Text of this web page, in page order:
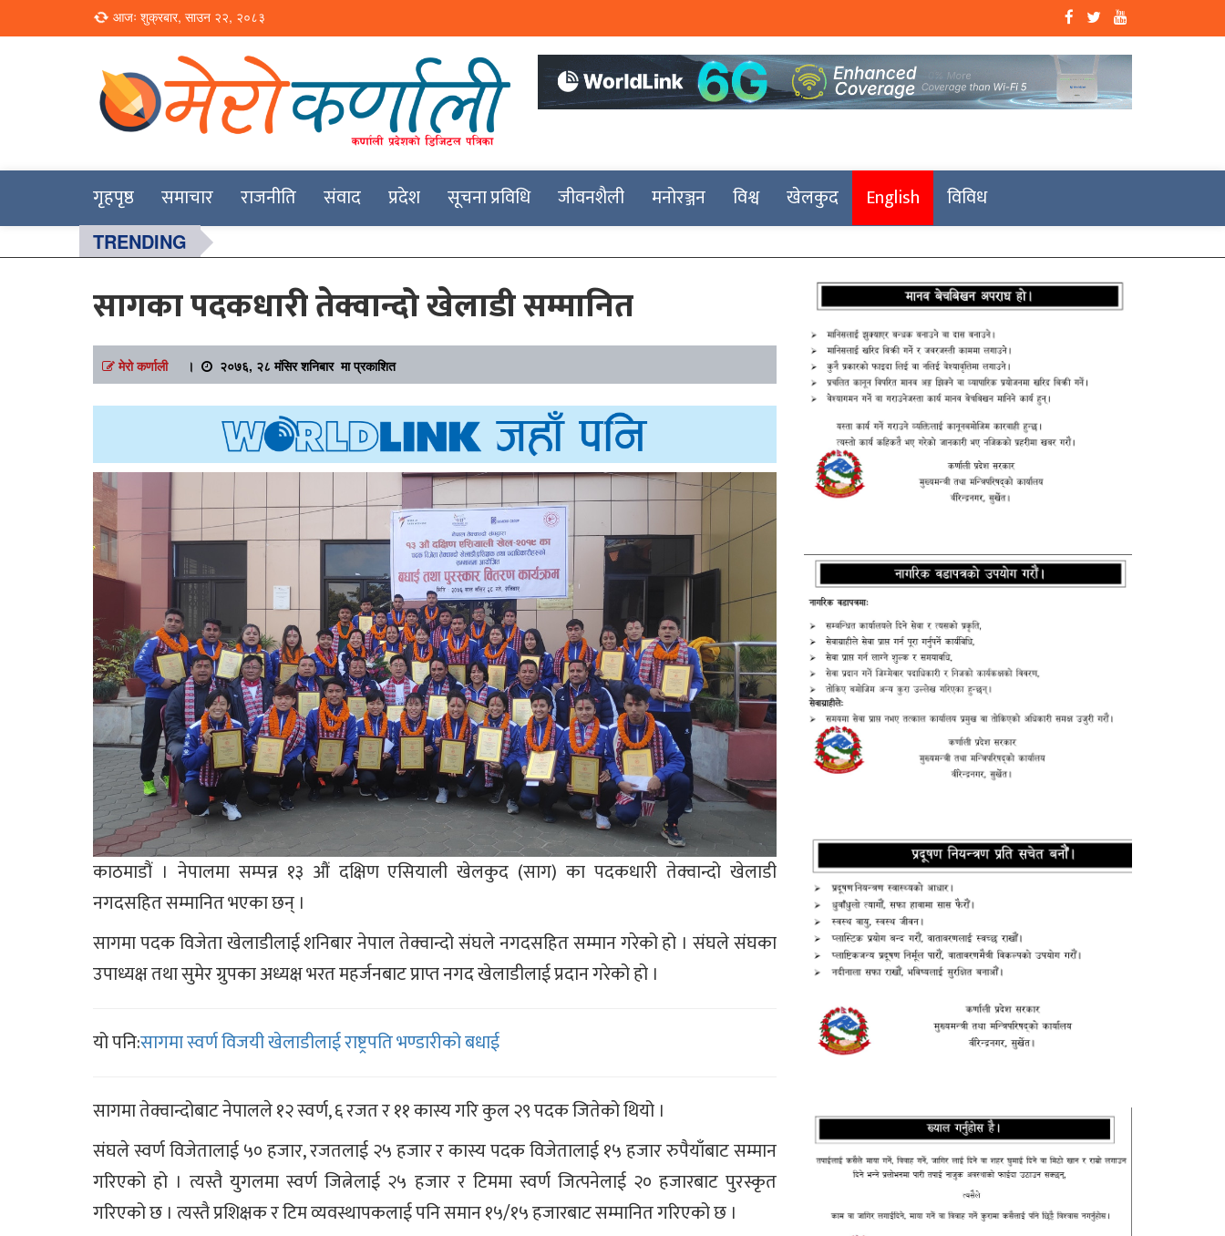
Loading...
आजः शुक्रबार, साउन २२, २०८३
Merokarnali
गृहपृष्ठ समाचार राजनीति संवाद प्रदेश सूचना प्रविधि जीवनशैली मनोरञ्जन विश्व खेलकुद English विविध
TRENDING
सागका पदकधारी तेक्वान्दो खेलाडी सम्मानित
मेरो कर्णाली। २०७६, २८ मंसिर शनिबार मा प्रकाशित
काठमाडौं । नेपालमा सम्पन्न १३ औं दक्षिण एसियाली खेलकुद (साग) का पदकधारी तेक्वान्दो खेलाडी
नगदसहित सम्मानित भएका छन् ।
सागमा पदक विजेता खेलाडीलाई शनिबार नेपाल तेक्वान्दो संघले नगदसहित सम्मान गरेको हो । संघले संघका
उपाध्यक्ष तथा सुमेर ग्रुपका अध्यक्ष भरत महर्जनबाट प्राप्त नगद खेलाडीलाई प्रदान गरेको हो ।
यो पनि:सागमा स्वर्ण विजयी खेलाडीलाई राष्ट्रपति भण्डारीको बधाई
सागमा तेक्वान्दोबाट नेपालले १२ स्वर्ण, ६ रजत र ११ कास्य गरि कुल २९ पदक जितेको थियो ।
संघले स्वर्ण विजेतालाई ५० हजार, रजतलाई २५ हजार र कास्य पदक विजेतालाई १५ हजार रुपैयाँबाट सम्मान
गरिएको हो । त्यस्तै युगलमा स्वर्ण जित्नेलाई २५ हजार र टिममा स्वर्ण जित्पनेलाई २० हजारबाट पुरस्कृत
गरिएको छ । त्यस्तै प्रशिक्षक र टिम व्यवस्थापकलाई पनि समान १५/१५ हजारबाट सम्मानित गरिएको छ ।